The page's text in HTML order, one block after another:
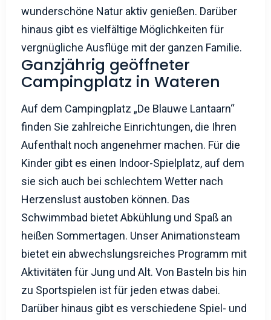
wunderschöne Natur aktiv genießen. Darüber
hinaus gibt es vielfältige Möglichkeiten für
vergnügliche Ausflüge mit der ganzen Familie.
Ganzjährig geöffneter
Campingplatz in Wateren
Auf dem Campingplatz „De Blauwe Lantaarn“
finden Sie zahlreiche Einrichtungen, die Ihren
Aufenthalt noch angenehmer machen. Für die
Kinder gibt es einen Indoor-Spielplatz, auf dem
sie sich auch bei schlechtem Wetter nach
Herzenslust austoben können. Das
Schwimmbad bietet Abkühlung und Spaß an
heißen Sommertagen. Unser Animationsteam
bietet ein abwechslungsreiches Programm mit
Aktivitäten für Jung und Alt. Von Basteln bis hin
zu Sportspielen ist für jeden etwas dabei.
Darüber hinaus gibt es verschiedene Spiel- und